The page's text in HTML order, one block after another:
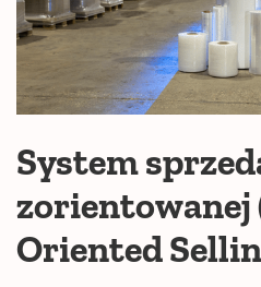
System
zorientowanej
Oriented